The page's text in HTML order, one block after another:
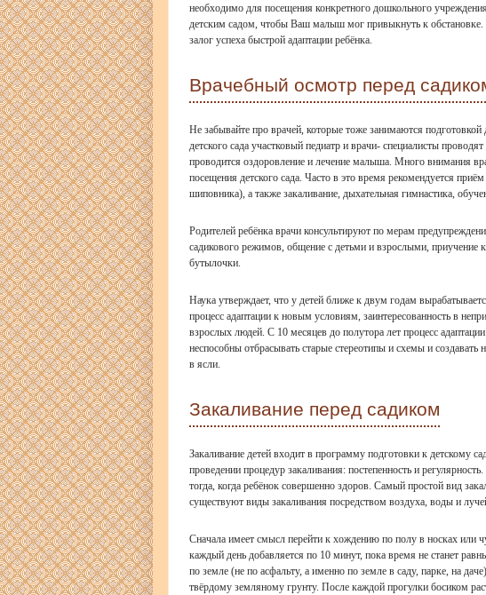
необходимо для посещения конкретного дошкольного
детским садом, чтобы Ваш малыш мог привыкнуть к обстановке.
залог успеха быстрой адаптации ребёнка.
Врачебный осмотр перед
Не забывайте про врачей, которые тоже занимаются
детского сада участковый педиатр и врачи- специалисты
проводится оздоровление и лечение малыша. Много внимания
посещения детского сада. Часто в это время рекомендуется
шиповника), а также закаливание, дыхательная гимнастика,
Родителей ребёнка врачи консультируют по мерам
садикового режимов, общение с детьми и взрослыми, приучение
бутылочки.
Наука утверждает, что у детей ближе к двум годам
процесс адаптации к новым условиям, заинтересованность в
взрослых людей. С 10 месяцев до полутора лет процесс
неспособны отбрасывать старые стереотипы и схемы и
в ясли.
Закаливание перед садиком
Закаливание детей входит в программу подготовки к
проведении процедур закаливания: постепенность и
тогда, когда ребёнок совершенно здоров. Самый простой вид
существуют виды закаливания посредством воздуха, воды и
Сначала имеет смысл перейти к хождению по полу в носках или
каждый день добавляется по 10 минут, пока время не станет
по земле (не по асфальту, а именно по земле в саду, парке, на
твёрдому земляному грунту. После каждой прогулки босиком